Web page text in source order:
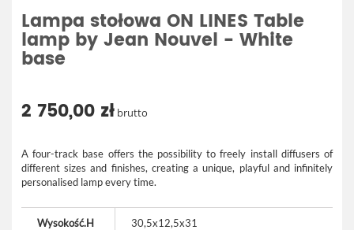
Lampa stołowa ON LINES Table
lamp by Jean Nouvel - White
base
2 750,00 zł brutto
A four-track base offers the possibility to freely install diffusers of
different sizes and finishes, creating a unique, playful and infinitely
personalised lamp every time.
Wysokość.H 30,5x12,5x31